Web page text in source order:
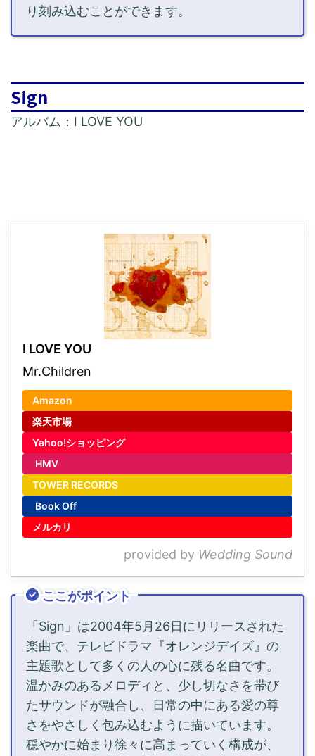
り刻み込むことができます。
Sign
アルバム：I LOVE YOU
I LOVE YOU
Mr.Children
Amazon
楽天市場
Yahoo!ショッピング
HMV
TOWER RECORDS
Book Off
メルカリ
provided by Wedding Sound
ここがポイント
「Sign」は2004年5月26日にリリースされた
楽曲で、テレビドラマ『オレンジデイズ』の
主題歌として多くの人の心に残る名曲です。
温かみのあるメロディと、少し切なさを帯び
たサウンドが融合し、日常の中にある愛の尊
さをやさしく包み込むように描いています。
穏やかに始まり徐々に高まっていく構成が、